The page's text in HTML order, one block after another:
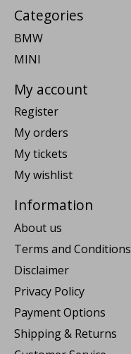
Categories
BMW
MINI
My account
Register
My orders
My tickets
My wishlist
Information
About us
Terms and Conditions
Disclaimer
Privacy Policy
Payment Options
Shipping & Returns